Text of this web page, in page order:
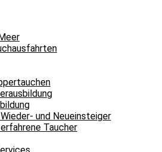
und Neueinsteiger
Taucher